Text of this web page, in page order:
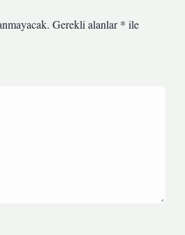
Gerekli alanlar* ile